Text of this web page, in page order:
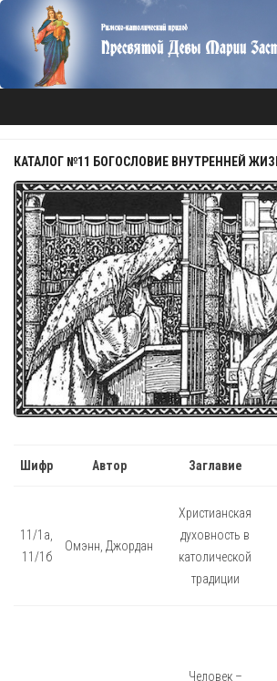
Перейти
содержанию
КАТАЛОГ №11 БОГОСЛОВИЕ ВНУТРЕННЕЙ
Шифр Автор Заглавие
11/1а,
11/1б
Омэнн, Джордан
Христианская
духовность в
католической
традиции
Человек –